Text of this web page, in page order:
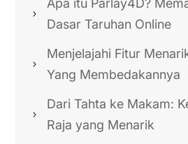
Apa itu Parlay4D?
Dasar Taruhan Online
Menjelajahi Fitur
Yang Membedakannya
Dari Tahta ke Makam:
Raja yang Menarik